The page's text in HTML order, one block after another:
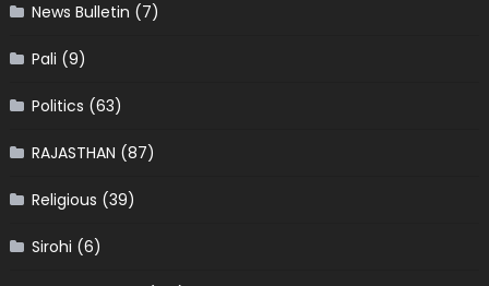
News Bulletin (7)
Pali (9)
Politics (63)
RAJASTHAN (87)
Religious (39)
Sirohi (6)